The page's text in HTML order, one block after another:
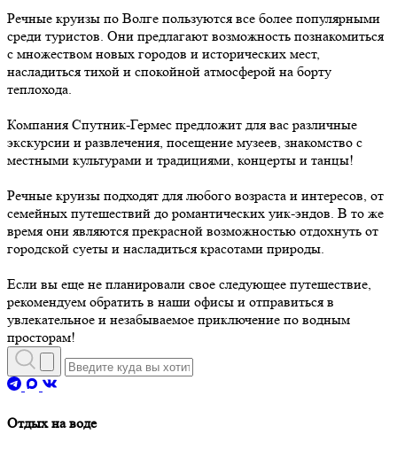
Речные круизы по Волге пользуются все более популярными
среди туристов. Они предлагают возможность познакомиться
с множеством новых городов и исторических мест,
насладиться тихой и спокойной атмосферой на борту
теплохода.
Компания Спутник-Гермес предложит для вас различные
экскурсии и развлечения, посещение музеев, знакомство с
местными культурами и традициями, концерты и танцы!
Речные круизы подходят для любого возраста и интересов, от
семейных путешествий до романтических уик-эндов. В то же
время они являются прекрасной возможностью отдохнуть от
городской суеты и насладиться красотами природы.
Если вы еще не планировали свое следующее путешествие,
рекомендуем обратить в наши офисы и отправиться в
увлекательное и незабываемое приключение по водным
просторам!
Отдых на воде